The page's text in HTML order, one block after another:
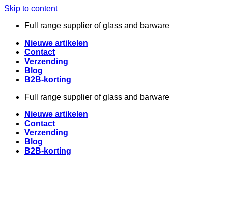
Skip to content
Full range supplier of glass and barware
Nieuwe artikelen
Contact
Verzending
Blog
B2B-korting
Full range supplier of glass and barware
Nieuwe artikelen
Contact
Verzending
Blog
B2B-korting